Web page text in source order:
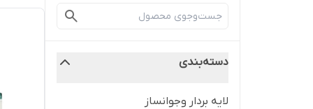
دسته‌بندی
لایه بردار وجوانساز